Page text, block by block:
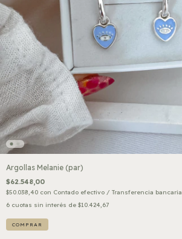
Argollas Melanie (par)
$62.548,00
$50.038,40 con Contado efectivo / Transferencia bancaria
6 cuotas sin interés de $10.424,67